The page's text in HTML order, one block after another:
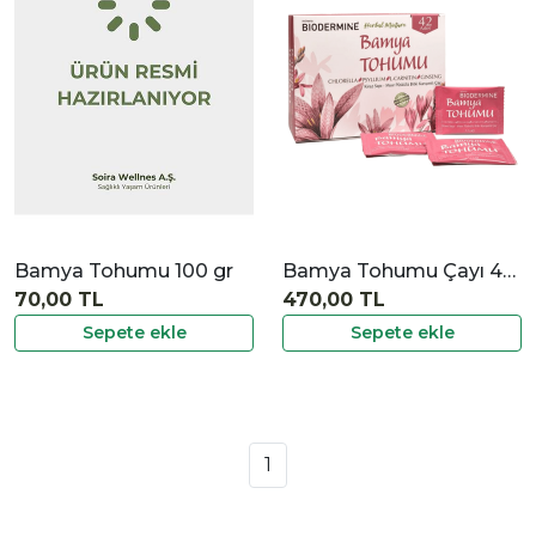
Bamya Tohumu 100 gr
Sepete ekle
70,00 TL
Bamya Tohumu Çayı 42'li
Sepete ekle
470,00 TL
1